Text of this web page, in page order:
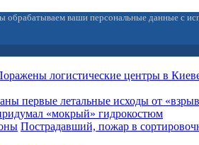
ваши персональные данные с
логистические центры в
первые летальные исходы от
«мокрый» гидрокостюм
Пострадавший, пожар в